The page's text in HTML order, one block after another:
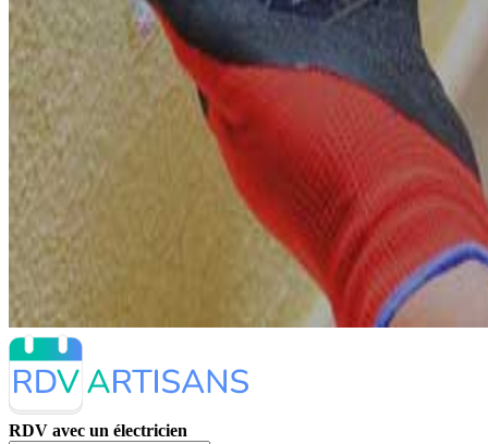
RDV avec un électricien